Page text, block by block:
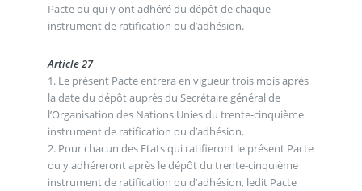
Pacte ou qui y ont adhéré du dépôt de chaque
instrument de ratification ou d’adhésion.
Article 27
1. Le présent Pacte entrera en vigueur trois mois après
la date du dépôt auprès du Secrétaire général de
l’Organisation des Nations Unies du trente-cinquième
instrument de ratification ou d’adhésion.
2. Pour chacun des Etats qui ratifieront le présent Pacte
ou y adhéreront après le dépôt du trente-cinquième
instrument de ratification ou d’adhésion, ledit Pacte